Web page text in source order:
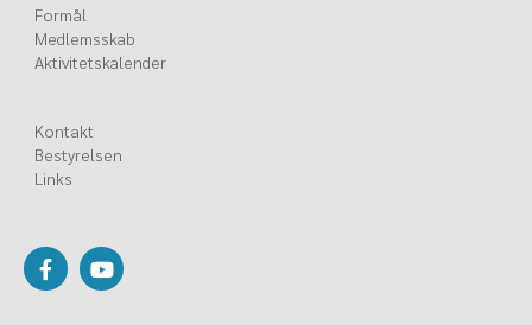
Formål
Medlemsskab
Aktivitetskalender
Kontakt
Bestyrelsen
Links